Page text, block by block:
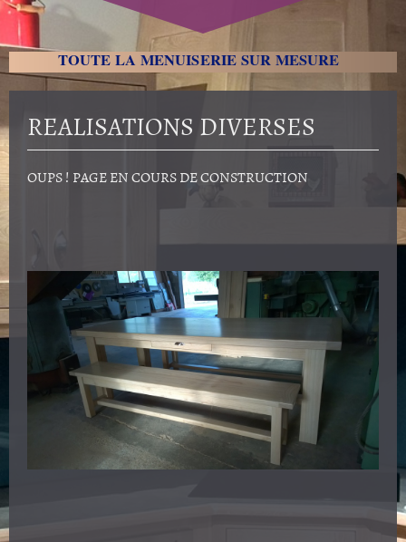
TOUTE LA MENUISERIE SUR MESURE
REALISATIONS DIVERSES
OUPS ! PAGE EN COURS DE CONSTRUCTION